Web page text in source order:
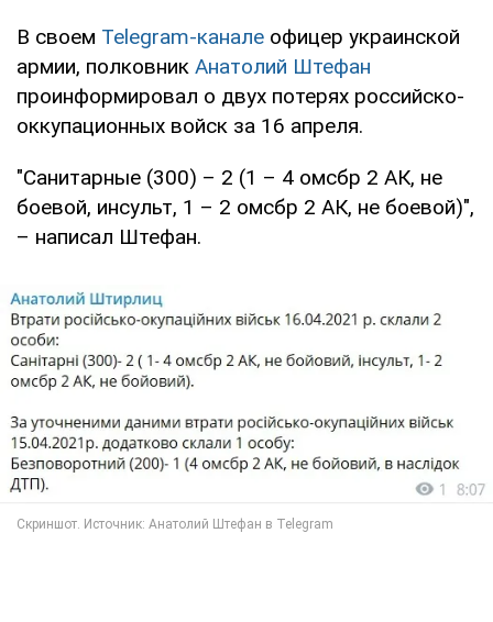
В своем Telegram-канале офицер украинской
армии, полковник Анатолий Штефан
проинформировал о двух потерях российско-
оккупационных войск за 16 апреля.
"Санитарные (300) – 2 (1 – 4 омсбр 2 АК, не
боевой, инсульт, 1 – 2 омсбр 2 АК, не боевой)",
– написал Штефан.